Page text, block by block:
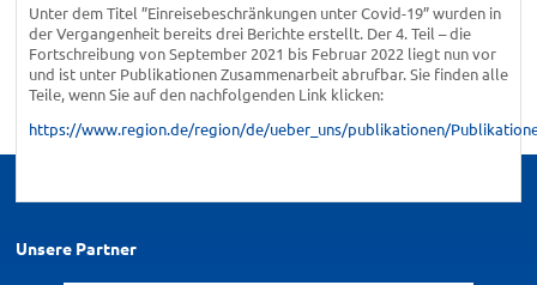
Unter dem Titel ”Einreisebeschränkungen unter Covid-19” wurden in
der Vergangenheit bereits drei Berichte erstellt. Der 4. Teil – die
Fortschreibung von September 2021 bis Februar 2022 liegt nun vor
und ist unter Publikationen Zusammenarbeit abrufbar. Sie finden alle
Teile, wenn Sie auf den nachfolgenden Link klicken:
https://www.region.de/region/de/ueber_uns/publikationen/
Unsere Partner